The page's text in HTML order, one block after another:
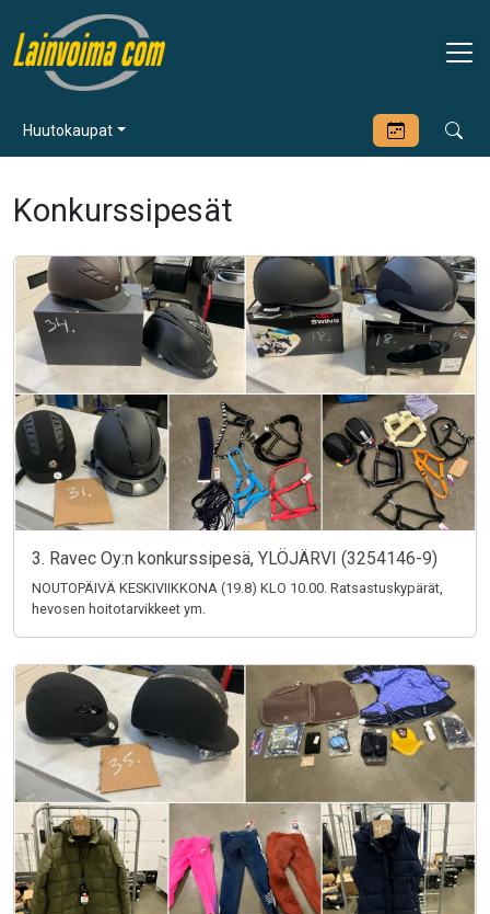
Huutokaupat
Konkurssipesät
3. Ravec Oy:n konkurssipesä, YLÖJÄRVI (3254146-9)
NOUTOPÄIVÄ KESKIVIIKKONA (19.8) KLO 10.00. Ratsastuskypärät,
hevosen hoitotarvikkeet ym.